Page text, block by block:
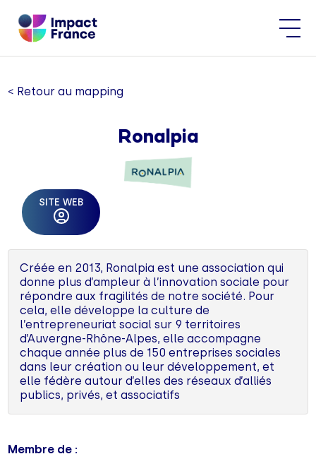
< Retour au mapping
Ronalpia
SITE WEB
Créée en 2013, Ronalpia est une association qui
donne plus d’ampleur à l’innovation sociale pour
répondre aux fragilités de notre société. Pour
cela, elle développe la culture de
l’entrepreneuriat social sur 9 territoires
d’Auvergne-Rhône-Alpes, elle accompagne
chaque année plus de 150 entreprises sociales
dans leur création ou leur développement, et
elle fédère autour d’elles des réseaux d’alliés
publics, privés, et associatifs
Membre de :